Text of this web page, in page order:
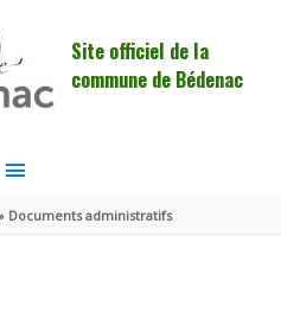
Site officiel de la
commune de Bédenac
MENU
PRINCIPAL
Documents administratifs